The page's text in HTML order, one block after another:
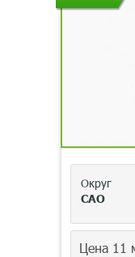
Округ
САО
Цена 11